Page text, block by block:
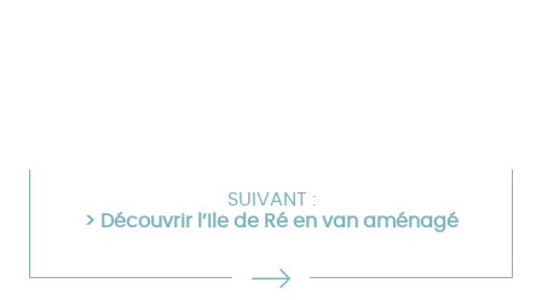
SUIVANT :
> Découvrir l’Ile de Ré en van aménagé